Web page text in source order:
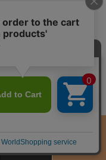
かしたカバーとなってい
、羽毛布団などのダウン
くにい原因になってしま
カート